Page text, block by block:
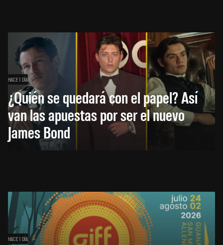
HACE 1 DÍA
¿Quién se quedará con el papel? Así
van las apuestas por ser el nuevo
James Bond
HACE 1 DÍA